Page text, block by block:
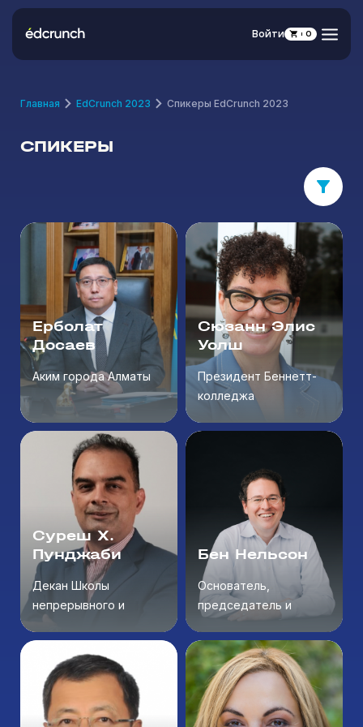
Войти 0
Главная EdCrunch 2023 Спикеры EdCrunch 2023
СПИКЕРЫ
Ерболат
Досаев
Аким города Алматы
Сюзанн Элис
Уолш
Президент Беннетт-
колледжа
Суреш Х.
Пунджаби
Декан Школы
непрерывного и
образования
Национального
университета
Бен Нельсон
Основатель,
председатель и
Minerva Project